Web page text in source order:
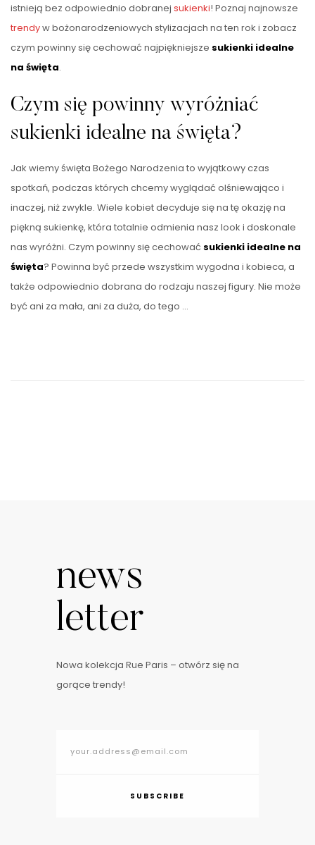
istnieją bez odpowiednio dobranej sukienki! Poznaj najnowsze
trendyw bożonarodzeniowych stylizacjach na ten rok i zobacz
czym powinny się cechować najpiękniejsze sukienki idealne
na święta.
Czym się powinny wyróżniać
sukienki idealne na święta?
Jak wiemy święta Bożego Narodzenia to wyjątkowy czas
spotkań, podczas których chcemy wyglądać olśniewająco i
inaczej, niż zwykle. Wiele kobiet decyduje się na tę okazję na
piękną sukienkę, która totalnie odmienia nasz look i doskonale
nas wyróżni. Czym powinny się cechować sukienki idealne na
święta? Powinna być przede wszystkim wygodna i kobieca, a
także odpowiednio dobrana do rodzaju naszej figury. Nie może
być ani za mała, ani za duża, do tego …
news
letter
Nowa kolekcja Rue Paris – otwórz się na
gorące trendy!
SUBSCRIBE